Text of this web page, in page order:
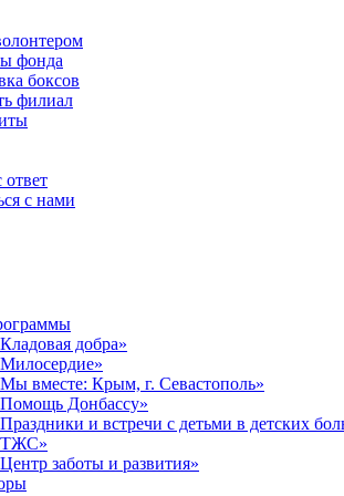
фонда
боксов
филиал
с нами
добра»
вместе: Крым, г. Севастополь»
Донбассу»
и встречи с детьми в детских
заботы и развития»